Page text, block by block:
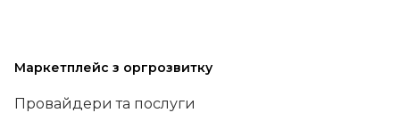
Маркетплейс з оргрозвитку
Провайдери та послуги